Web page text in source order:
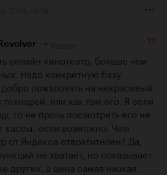
-12
онлайн-кинотеатр, больше чем
Надо конкретную базу
пожаловать на некрасивый
технарей, или как там его. Я если
то не прочь посмотреть его не
кассы, если возможно. Чем
от Яндекса отвратителен? Да,
не хватает, но показывает-
других, а цена самая низкая.